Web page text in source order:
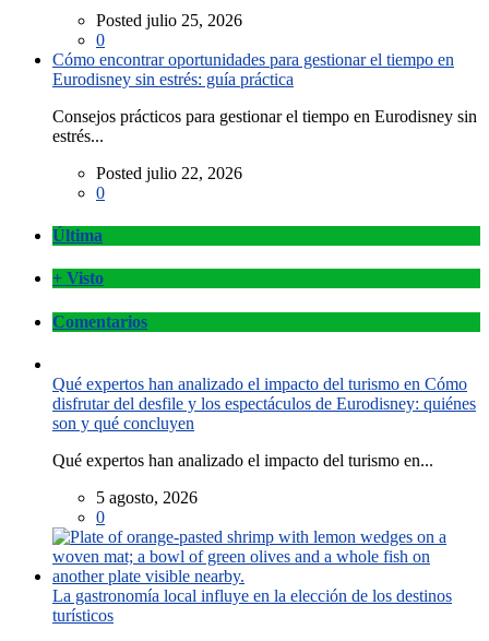
Posted julio 25, 2026
0
Cómo encontrar oportunidades para gestionar el tiempo en
Eurodisney sin estrés: guía práctica
Consejos prácticos para gestionar el tiempo en Eurodisney sin
estrés...
Posted julio 22, 2026
0
Última
+ Visto
Comentarios
Qué expertos han analizado el impacto del turismo en Cómo
disfrutar del desfile y los espectáculos de Eurodisney: quiénes
son y qué concluyen
Qué expertos han analizado el impacto del turismo en...
5 agosto, 2026
0
La gastronomía local influye en la elección de los destinos
turísticos